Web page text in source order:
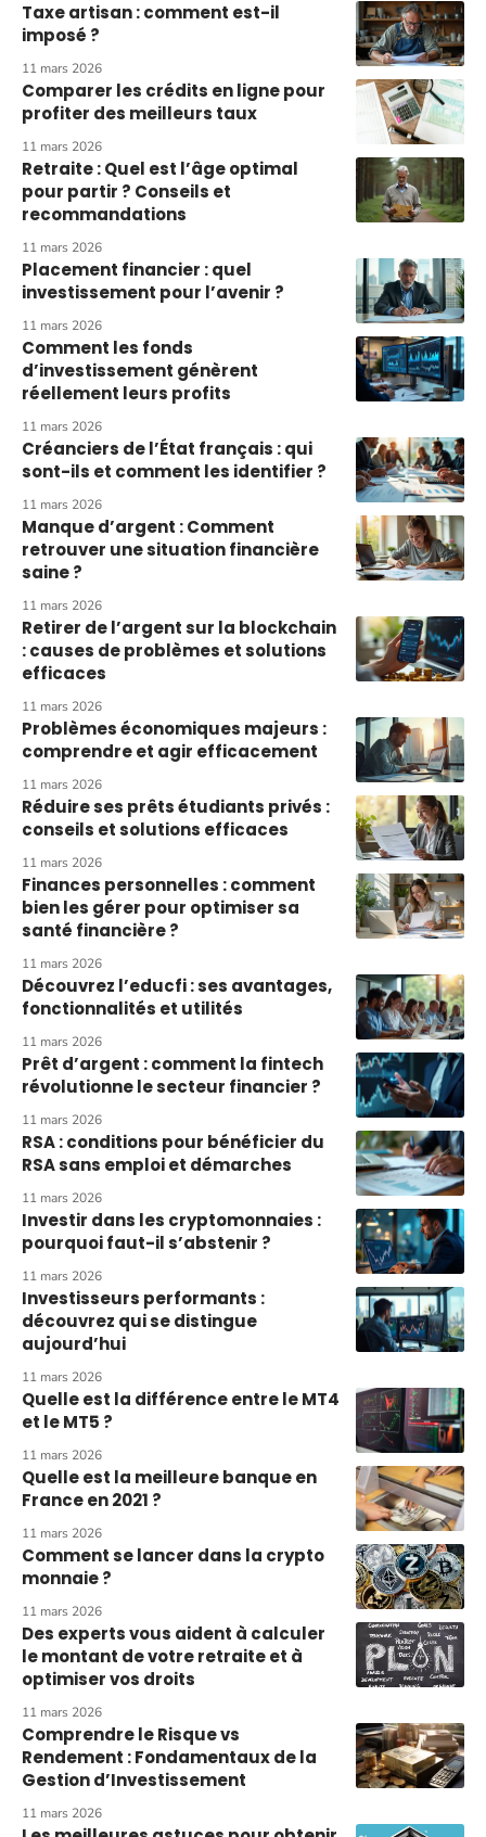
Taxe artisan : comment est-il
imposé ?
11 mars 2026
Comparer les crédits en ligne pour
profiter des meilleurs taux
11 mars 2026
Retraite : Quel est l’âge optimal
pour partir ? Conseils et
recommandations
11 mars 2026
Placement financier : quel
investissement pour l’avenir ?
11 mars 2026
Comment les fonds
d’investissement génèrent
réellement leurs profits
11 mars 2026
Créanciers de l’État français : qui
sont-ils et comment les identifier ?
11 mars 2026
Manque d’argent : Comment
retrouver une situation financière
saine ?
11 mars 2026
Retirer de l’argent sur la blockchain
: causes de problèmes et solutions
efficaces
11 mars 2026
Problèmes économiques majeurs :
comprendre et agir efficacement
11 mars 2026
Réduire ses prêts étudiants privés :
conseils et solutions efficaces
11 mars 2026
Finances personnelles : comment
bien les gérer pour optimiser sa
santé financière ?
11 mars 2026
Découvrez l’educfi : ses avantages,
fonctionnalités et utilités
11 mars 2026
Prêt d’argent : comment la fintech
révolutionne le secteur financier ?
11 mars 2026
RSA : conditions pour bénéficier du
RSA sans emploi et démarches
11 mars 2026
Investir dans les cryptomonnaies :
pourquoi faut-il s’abstenir ?
11 mars 2026
Investisseurs performants :
découvrez qui se distingue
aujourd’hui
11 mars 2026
Quelle est la différence entre le MT4
et le MT5 ?
11 mars 2026
Quelle est la meilleure banque en
France en 2021 ?
11 mars 2026
Comment se lancer dans la crypto
monnaie ?
11 mars 2026
Des experts vous aident à calculer
le montant de votre retraite et à
optimiser vos droits
11 mars 2026
Comprendre le Risque vs
Rendement : Fondamentaux de la
Gestion d’Investissement
11 mars 2026